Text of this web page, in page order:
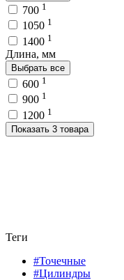
700 1
1050 1
1400 1
Длина, мм
Выбрать все
600 1
900 1
1200 1
Показать 3 товара
Теги
#Точечные
#Цилиндры